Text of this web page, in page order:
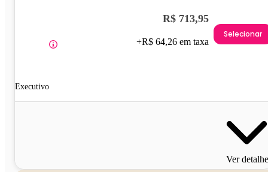
Executivo
R$ 713,95
+R$ 64,26 em taxa
Selecionar
Ver